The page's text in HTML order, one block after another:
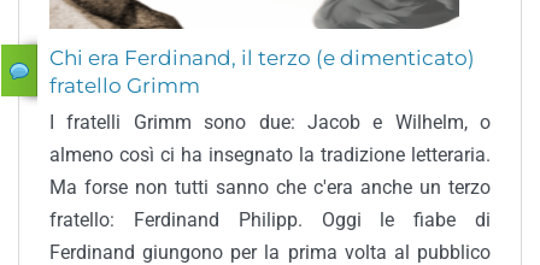
Chi era Ferdinand, il terzo (e dimenticato)
fratello Grimm
I fratelli Grimm sono due: Jacob e Wilhelm, o
almeno così ci ha insegnato la tradizione letteraria.
Ma forse non tutti sanno che c'era anche un terzo
fratello: Ferdinand Philipp. Oggi le fiabe di
Ferdinand giungono per la prima volta al pubblico